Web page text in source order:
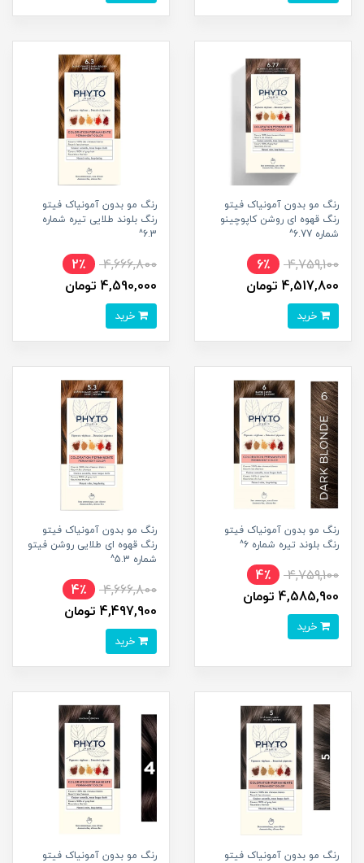
رنگ مو بدون آمونیاک فیتو
رنگ قهوه ای روشن کاپوچینو
شماره 6.77^
4,759,100
6٪
4,517,800 تومان
رنگ مو بدون آمونیاک فیتو
رنگ بلوند طلایی تیره شماره
6.3^
4,666,800
2٪
4,590,000 تومان
رنگ مو بدون آمونیاک فیتو
رنگ بلوند تیره شماره 6^
4,759,100
4٪
4,585,900 تومان
رنگ مو بدون آمونیاک فیتو
رنگ قهوه ای طلایی روشن فیتو
شماره 5.3^
4,666,800
4٪
4,497,900 تومان
رنگ مو بدون آمونیاک فیتو
رنگ مو بدون آمونیاک فیتو